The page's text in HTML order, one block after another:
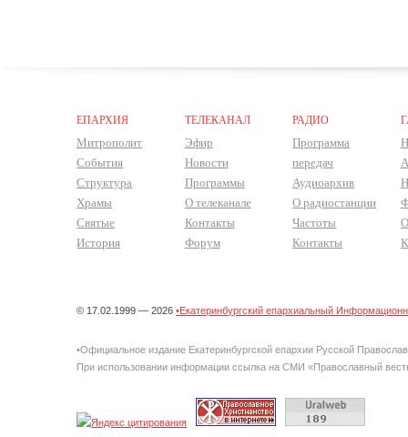
ЕПАРХИЯ
Митрополит
События
Структура
Храмы
Святые
История
ТЕЛЕКАНАЛ
Эфир
Новости
Программы
О телеканале
Контакты
Форум
РАДИО
Программа
передач
Аудиоархив
О радиостанции
Частоты
Контакты
© 17.02.1999 — 2026•Екатеринбургский епархиальный
•Официальное издание Екатеринбургской епархии Русской
При использовании информации ссылка на СМИ «Православный